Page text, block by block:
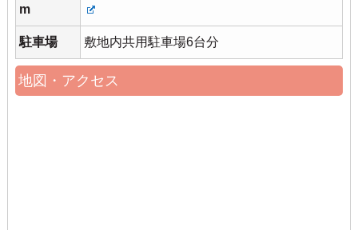
m
駐車場 敷地内共用駐車場6台分
地図・アクセス